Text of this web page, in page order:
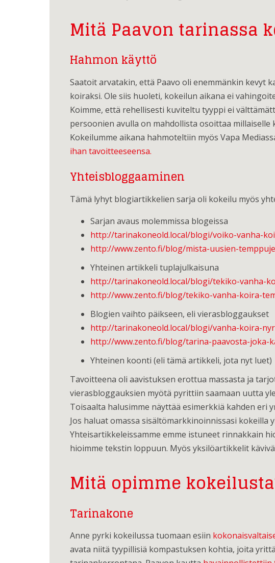
Mitä Paavon tarinassa
Hahmon käyttö
Saatoit arvatakin, että Paavo oli enemmänkin kevyt
koiraksi. Ole siis huoleti, kokeilun aikana ei
Koimme, että rehellisesti kuviteltu tyyppi ei
persoonien avulla on mahdollista osoittaa
Kokeilumme aikana hahmoteltiin myös Vapa
ihan tavoitteeseensa.
Yhteisbloggaaminen
Tämä lyhyt blogiartikkelien sarja oli kokeilu myös
Sarjan avaus molemmissa blogeissa
http://tarinakoneold.local/blogi/voiko-vanha-
http://www.zento.fi/blog/mista-uusien-
Yhteinen artikkeli tuplajulkaisuna
http://tarinakoneold.local/blogi/tekiko-vanha-
http://www.zento.fi/blog/tekiko-vanha-koira-
Blogien vaihto päikseen, eli vierasbloggaukset
http://tarinakoneold.local/blogi/vanha-koira-
http://www.zento.fi/blog/tarina-paavosta-joka-
Yhteinen koonti (eli tämä artikkeli, jota nyt luet)
Tavoitteena oli aavistuksen erottua massasta ja
vierasbloggauksien myötä pyrittiin saamaan uutta
Toisaalta halusimme näyttää esimerkkiä kahden eri
Jos haluat omassa sisältömarkkinoinnissasi
Yhteisartikkeleissamme emme istuneet rinnakkain
hioimme tekstin loppuun. Myös yksilöartikkelit
Mitä opimme
Tarinakone
Anne pyrki kokeilussa tuomaan esiin
avata niitä tyypillisiä kompastuksen kohtia, joita